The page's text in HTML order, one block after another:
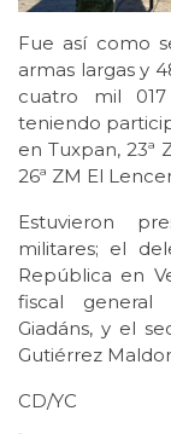
Fue así como
armas largas y
cuatro mil
teniendo
en Tuxpan, 23ª
26ª ZM El
Estuvieron
militares; el
República en
fiscal general
Giadáns, y el
Gutiérrez
CD/YC